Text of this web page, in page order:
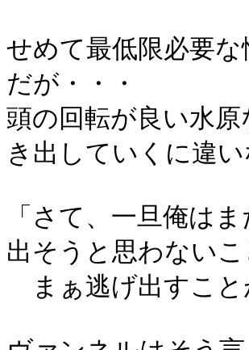
せめて最低限必要
だが・・・
頭の回転が良い水
き出していくに違い
「さて、一旦俺は
出そうと思わないこ
まぁ逃げ出すこと